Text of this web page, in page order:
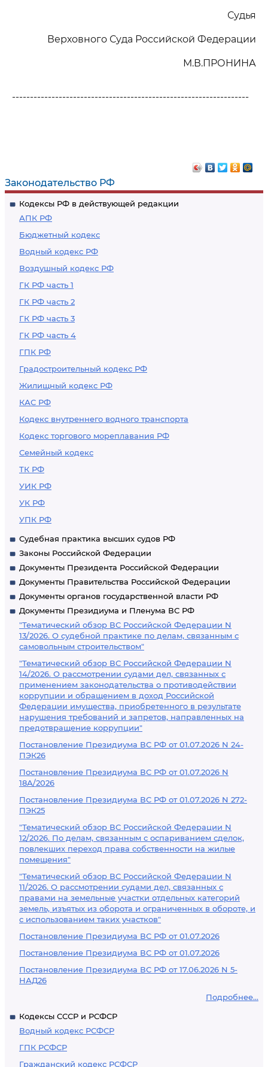
Законодательство РФ
Кодексы РФ в действующей редакции
АПК РФ
Бюджетный кодекс
Водный кодекс РФ
Воздушный кодекс РФ
ГК РФ часть 1
ГК РФ часть 2
ГК РФ часть 3
ГК РФ часть 4
ГПК РФ
Градостроительный кодекс РФ
Жилищный кодекс РФ
КАС РФ
Кодекс внутреннего водного транспорта
Кодекс торгового мореплавания РФ
Семейный кодекс
ТК РФ
УИК РФ
УК РФ
УПК РФ
Судебная практика высших судов РФ
Законы Российской Федерации
Документы Президента Российской Федерации
Документы Правительства Российской Федерации
Документы органов государственной власти РФ
Документы Президиума и Пленума ВС РФ
"Тематический обзор ВС Российской Федерации N
13/2026. О судебной практике по делам, связанным с
самовольным строительством"
"Тематический обзор ВС Российской Федерации N
14/2026. О рассмотрении судами дел, связанных с
применением законодательства о противодействии
коррупции и обращением в доход Российской
Федерации имущества, приобретенного в результате
нарушения требований и запретов, направленных на
предотвращение коррупции"
Постановление Президиума ВС РФ от 01.07.2026 N 24-
ПЭК26
Постановление Президиума ВС РФ от 01.07.2026 N
18А/2026
Постановление Президиума ВС РФ от 01.07.2026 N 272-
ПЭК25
"Тематический обзор ВС Российской Федерации N
12/2026. По делам, связанным с оспариванием сделок,
повлекших переход права собственности на жилые
помещения"
"Тематический обзор ВС Российской Федерации N
11/2026. О рассмотрении судами дел, связанных с
правами на земельные участки отдельных категорий
земель, изъятых из оборота и ограниченных в обороте, и
с использованием таких участков"
Постановление Президиума ВС РФ от 01.07.2026
Постановление Президиума ВС РФ от 01.07.2026
Постановление Президиума ВС РФ от 17.06.2026 N 5-
НАД26
Подробнее...
Кодексы СССР и РСФСР
Водный кодекс РСФСР
ГПК РСФСР
Гражданский кодекс РСФСР
Судья
Верховного Суда Российской Федерации
М.В.ПРОНИНА
------------------------------------------------------------------